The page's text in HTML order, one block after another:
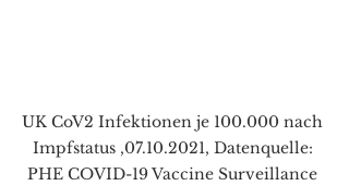
UK CoV2 Infektionen je 100.000 nach
Impfstatus ,07.10.2021, Datenquelle:
PHE COVID-19 Vaccine Surveillance